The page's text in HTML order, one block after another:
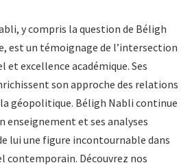
y compris la question de Béligh
est un témoignage de l’intersection
excellence académique. Ses
son approche des relations
géopolitique. Béligh Nabli continue
enseignement et ses analyses
lui une figure incontournable dans
contemporain. Découvrez nos